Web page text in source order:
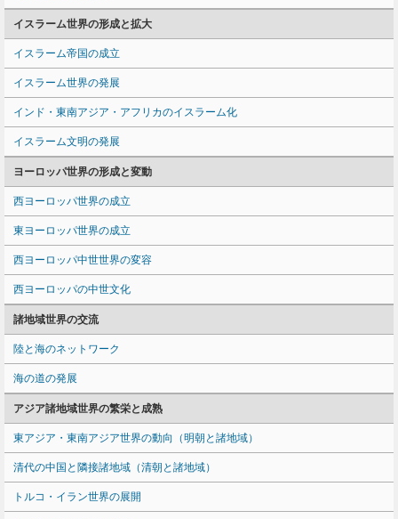
イスラーム世界の形成と拡大
イスラーム帝国の成立
イスラーム世界の発展
インド・東南アジア・アフリカのイスラーム化
イスラーム文明の発展
ヨーロッパ世界の形成と変動
西ヨーロッパ世界の成立
東ヨーロッパ世界の成立
西ヨーロッパ中世世界の変容
西ヨーロッパの中世文化
諸地域世界の交流
陸と海のネットワーク
海の道の発展
アジア諸地域世界の繁栄と成熟
東アジア・東南アジア世界の動向（明朝と諸地域）
清代の中国と隣接諸地域（清朝と諸地域）
トルコ・イラン世界の展開